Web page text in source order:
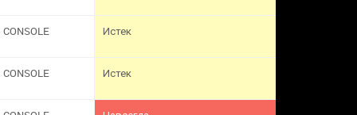
CONSOLE Истек
CONSOLE Истек